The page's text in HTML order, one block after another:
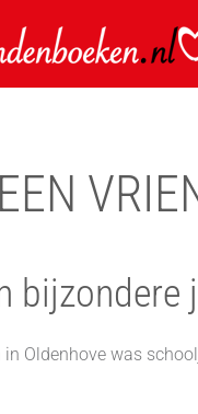
bijzondere
Oldenhove was